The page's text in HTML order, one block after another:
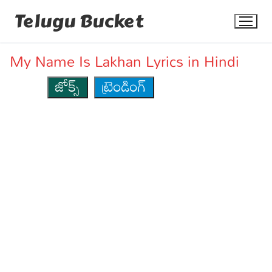
Telugu Bucket
My Name Is Lakhan Lyrics in Hindi
జోక్స్
ట్రెండింగ్